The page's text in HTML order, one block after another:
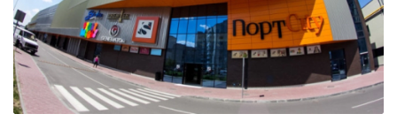
XIX
Спартакіада
VolWe...
29 Липня 2026
545 переглядів
Всі розділи